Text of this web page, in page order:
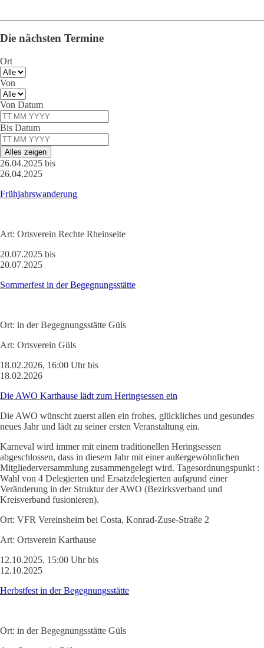
Die nächsten Termine
Ort
Von
Von Datum
Bis Datum
Alles zeigen
26.04.2025 bis
26.04.2025
Frühjahrswanderung
Art: Ortsverein Rechte Rheinseite
20.07.2025 bis
20.07.2025
Sommerfest in der Begegnungsstätte
Ort: in der Begegnungsstätte Güls
Art: Ortsverein Güls
18.02.2026, 16:00 Uhr bis
18.02.2026
Die AWO Karthause lädt zum Heringsessen ein
Die AWO wünscht zuerst allen ein frohes, glückliches und gesundes
neues Jahr und lädt zu seiner ersten Veranstaltung ein.
Karneval wird immer mit einem traditionellen Heringsessen
abgeschlossen, dass in diesem Jahr mit einer außergewöhnlichen
Mitgliederversammlung zusammengelegt wird. Tagesordnungspunkt :
Wahl von 4 Delegierten und Ersatzdelegierten aufgrund einer
Veränderung in der Struktur der AWO (Bezirksverband und
Kreisverband fusionieren).
Ort: VFR Vereinsheim bei Costa, Konrad-Zuse-Straße 2
Art: Ortsverein Karthause
12.10.2025, 15:00 Uhr bis
12.10.2025
Herbstfest in der Begegnungsstätte
Ort: in der Begegnungsstätte Güls